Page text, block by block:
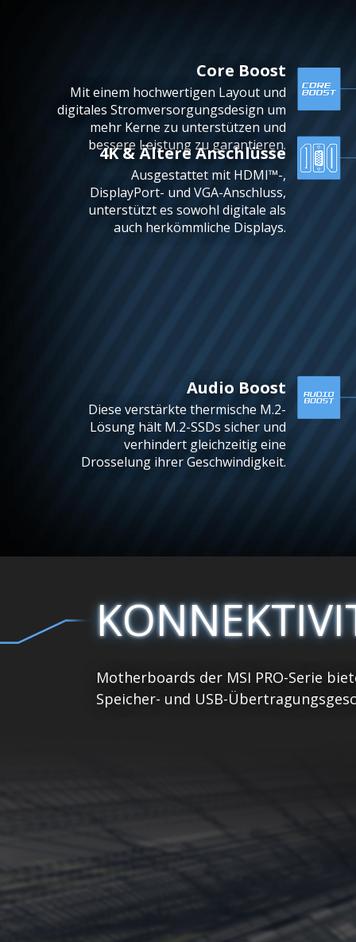
Core Boost
Mit einem hochwertigen Layout und
digitales Stromversorgungsdesign um
mehr Kerne zu unterstützen und
bessere Leistung zu garantieren.
4K & Ältere Anschlüsse
Ausgestattet mit HDMI™-,
DisplayPort- und VGA-Anschluss,
unterstützt es sowohl digitale als
auch herkömmliche Displays.
Audio Boost
Diese verstärkte thermische M.2-
Lösung hält M.2-SSDs sicher und
verhindert gleichzeitig eine
Drosselung ihrer Geschwindigkeit.
Motherboards der MSI PRO-Serie
Speicher- und USB-